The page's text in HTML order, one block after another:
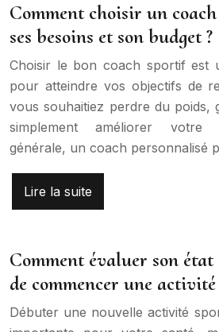
Comment choisir un
ses besoins et son budget ?
Choisir le bon coach sportif est
pour atteindre vos objectifs de
vous souhaitiez perdre du poids,
simplement améliorer votre
générale, un coach personnalisé
Lire la suite
Comment évaluer son
de commencer une
Débuter une nouvelle activité